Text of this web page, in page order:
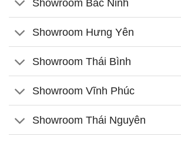
Showroom Bắc Ninh
Showroom Hưng Yên
Showroom Thái Bình
Showroom Vĩnh Phúc
Showroom Thái Nguyên